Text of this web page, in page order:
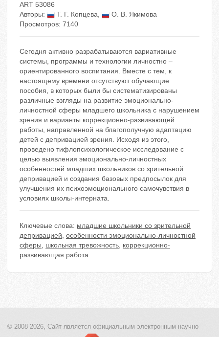
ART 53086
Авторы:
Т. Г. Копцева,
О. В. Якимова
Просмотров: 7140
Сегодня активно разрабатываются вариативные
системы, программы и технологии личностно –
ориентированного воспитания. Вместе с тем, к
настоящему времени отсутствуют обучающие
пособия, в которых были бы систематизированы
различные взгляды на развитие эмоционально-
личностной сферы младшего школьника с нарушением
зрения и варианты коррекционно-развивающей
работы, направленной на благополучную адаптацию
детей с депривацией зрения. Исходя из этого,
проведено тифлопсихологическое исследование с
целью выявления эмоционально-личностных
особенностей младших школьников со зрительной
депривацией и создания базовых предпосылок для
улучшения их психоэмоционального самочувствия в
условиях школы-интерната.
Ключевые слова: младшие школьники со зрительной
депривацией, особенности эмоционально-личностной
сферы, школьная тревожность, коррекционно-
развивающая работа
© 2008-2026, Сайт является официальным электронным научно-